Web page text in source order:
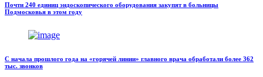
Почти 240 единиц эндоскопического оборудования закупят в больницы
Подмосковья в этом году
С начала прошлого года на «горячей линии» главного врача обработали более 362
тыс. звонков